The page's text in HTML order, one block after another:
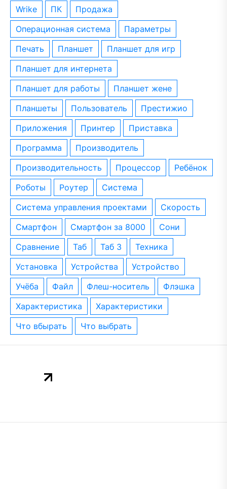
wrike ПК
Продажа
операционная система
параметры
печать
планшет
планшет для игр
планшет для интернета
планшет для работы
планшет жене
планшеты
пользователь
престижио
приложения
принтер
приставка
программа
производитель
производительность
процессор
ребёнок
роботы
роутер
система
система управления проектами
скорость
смартфон
смартфон за 8000
сони
сравнение
таб таб 3
техника
установка
устройства
устройство
учёба
файл флеш-носитель
флэшка
характеристика
характеристики
что вбырать
что выбрать